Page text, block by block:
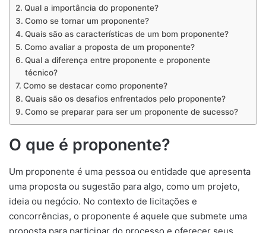
Qual a importância do proponente?
Como se tornar um proponente?
Quais são as características de um bom proponente?
Como avaliar a proposta de um proponente?
Qual a diferença entre proponente e proponente
técnico?
Como se destacar como proponente?
Quais são os desafios enfrentados pelo proponente?
Como se preparar para ser um proponente de sucesso?
O que é proponente?
Um proponente é uma pessoa ou entidade que apresenta
uma proposta ou sugestão para algo, como um projeto,
ideia ou negócio. No contexto de licitações e
concorrências, o proponente é aquele que submete uma
proposta para participar do processo e oferecer seus